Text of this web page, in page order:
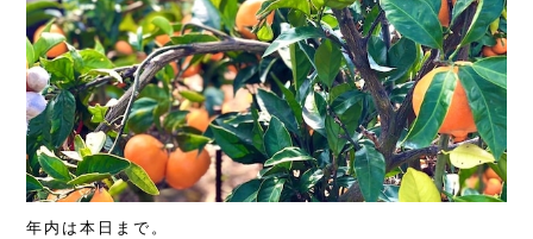
年内は本日まで。